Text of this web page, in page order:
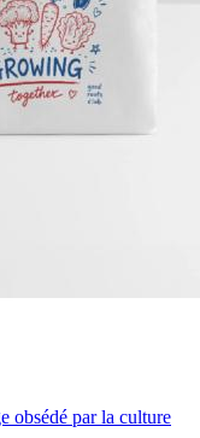
obsédé par la culture